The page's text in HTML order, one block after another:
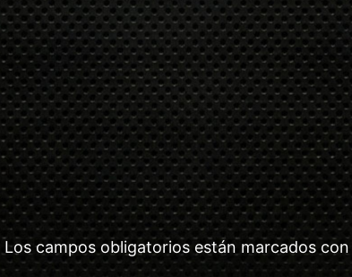
Los campos obligatorios están marcados